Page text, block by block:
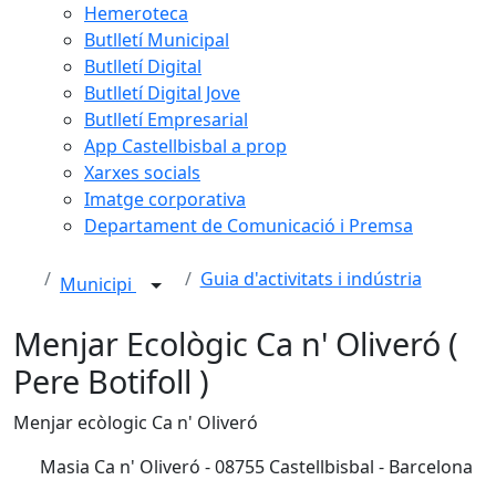
Hemeroteca
Butlletí Municipal
Butlletí Digital
Butlletí Digital Jove
Butlletí Empresarial
App Castellbisbal a prop
Xarxes socials
Imatge corporativa
Departament de Comunicació i Premsa
Municipi Guia d'activitats i indústria
Menjar Ecològic Ca n' Oliveró (
Pere Botifoll )
Menjar ecòlogic Ca n' Oliveró
Masia Ca n' Oliveró - 08755 Castellbisbal - Barcelona